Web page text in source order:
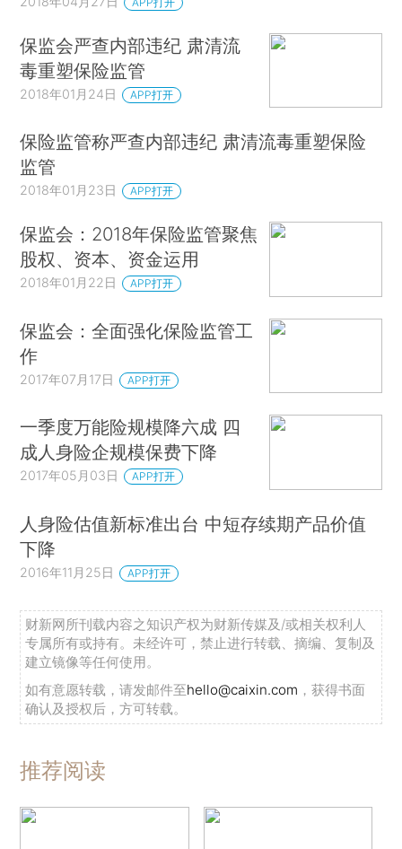
保监会严查内部违纪 肃清流
毒重塑保险监管
2018年01月24日 APP打开
保险监管称严查内部违纪 肃清流毒重塑保险
监管
2018年01月23日 APP打开
保监会：2018年保险监管聚焦
股权、资本、资金运用
2018年01月22日 APP打开
保监会：全面强化保险监管工
作
2017年07月17日 APP打开
一季度万能险规模降六成 四
成人身险企规模保费下降
2017年05月03日 APP打开
人身险估值新标准出台 中短存续期产品价值
下降
2016年11月25日 APP打开
财新网所刊载内容之知识产权为财新传媒及/或相关权利人
专属所有或持有。未经许可，禁止进行转载、摘编、复制及
建立镜像等任何使用。
如有意愿转载，请发邮件至hello@caixin.com ，获得书面
确认及授权后，方可转载。
推荐阅读